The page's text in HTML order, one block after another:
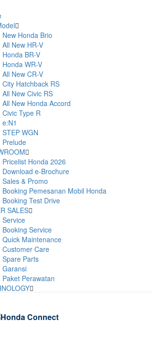
New Honda Brio
All New HR-V
Honda BR-V
Honda WR-V
All New CR-V
City Hatchback RS
All New Civic RS
All New Honda Accord
Civic Type R
e:N1
STEP WGN
Prelude
Pricelist Honda 2026
Download e-Brochure
Sales & Promo
Booking Pemesanan Mobil Honda
Booking Test Drive
SALES
Service
Booking Service
Quick Maintenance
Customer Care
Spare Parts
Garansi
Paket Perawatan